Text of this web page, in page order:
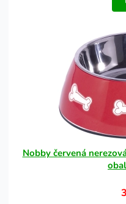
Nobby červená